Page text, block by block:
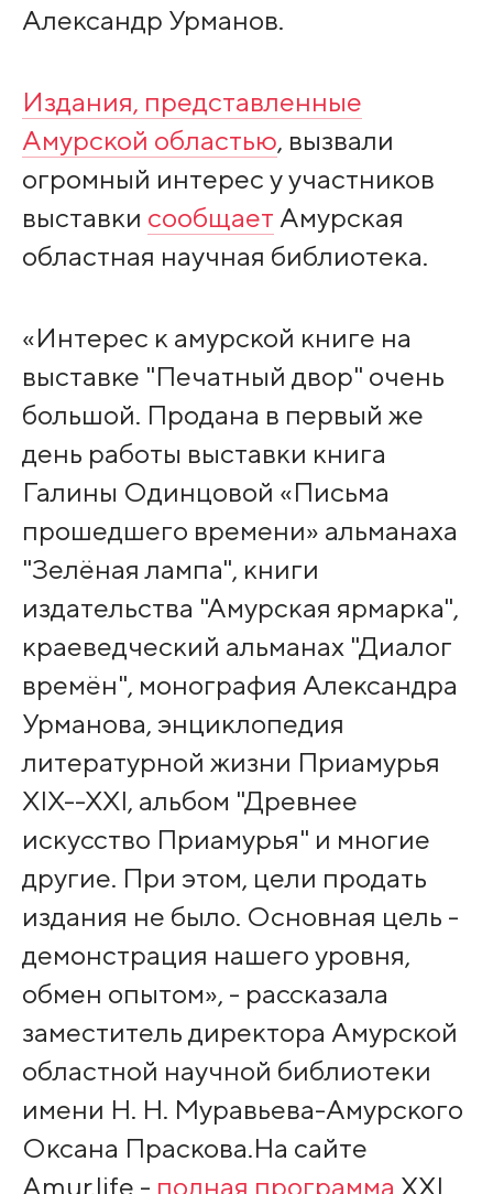
Александр Урманов.
Издания, представленные
Амурской областью, вызвали
огромный интерес у участников
выставки сообщает Амурская
областная научная библиотека.
«Интерес к амурской книге на
выставке "Печатный двор" очень
большой. Продана в первый же
день работы выставки книга
Галины Одинцовой «Письма
прошедшего времени» альманаха
"Зелёная лампа", книги
издательства "Амурская ярмарка",
краеведческий альманах "Диалог
времён", монография Александра
Урманова, энциклопедия
литературной жизни Приамурья
XIX--XXI, альбом "Древнее
искусство Приамурья" и многие
другие. При этом, цели продать
издания не было. Основная цель -
демонстрация нашего уровня,
обмен опытом», - рассказала
заместитель директора Амурской
областной научной библиотеки
имени Н. Н. Муравьева-Амурского
Оксана Праскова.На сайте
Amur.life - полная программа XXI